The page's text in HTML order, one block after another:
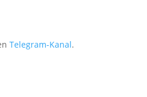
Telegram-Kanal.